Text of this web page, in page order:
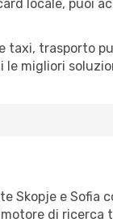
locale, puoi
taxi, trasporto
le migliori
Skopje e
di